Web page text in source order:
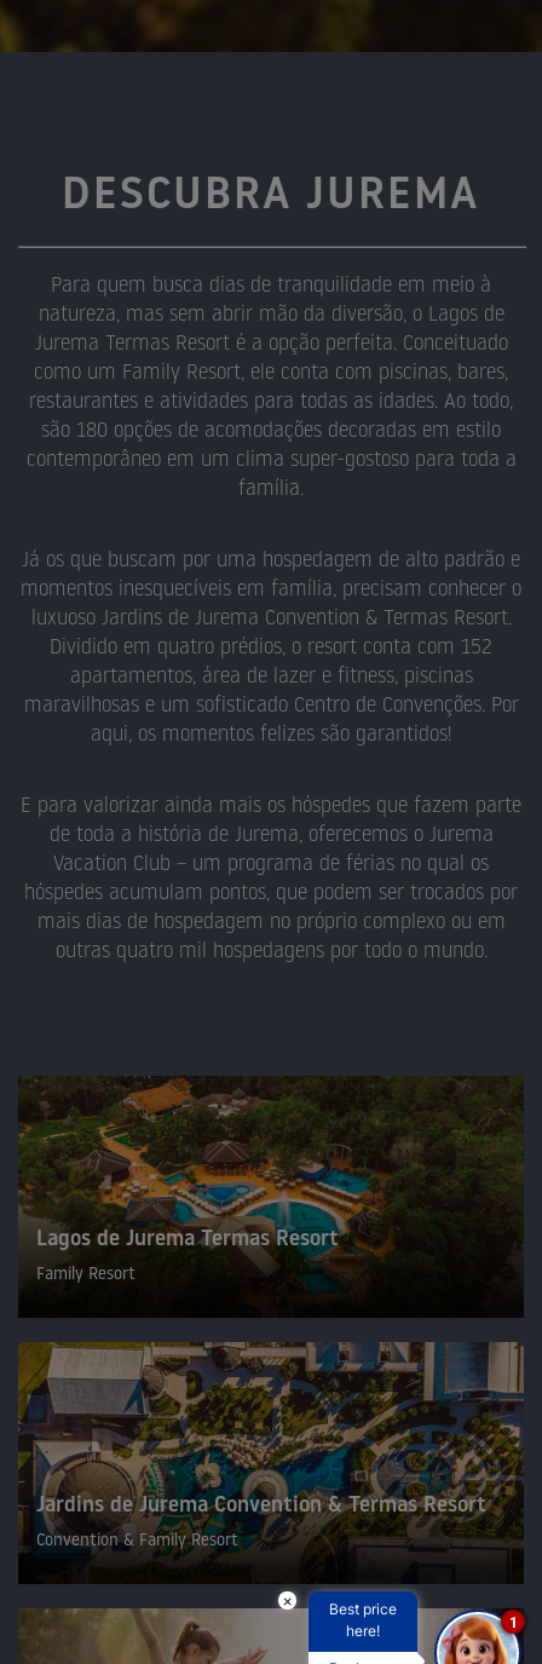
DESCUBRA JUREMA
Para quem busca dias de tranquilidade em meio à
natureza, mas sem abrir mão da diversão, o Lagos de
Jurema Termas Resort é a opção perfeita. Conceituado
como um Family Resort, ele conta com piscinas, bares,
restaurantes e atividades para todas as idades. Ao todo,
são 180 opções de acomodações decoradas em estilo
contemporâneo em um clima super-gostoso para toda a
família.
Já os que buscam por uma hospedagem de alto padrão e
momentos inesquecíveis em família, precisam conhecer o
luxuoso Jardins de Jurema Convention & Termas Resort.
Dividido em quatro prédios, o resort conta com 152
apartamentos, área de lazer e fitness, piscinas
maravilhosas e um sofisticado Centro de Convenções. Por
aqui, os momentos felizes são garantidos!
E para valorizar ainda mais os hóspedes que fazem parte
de toda a história de Jurema, oferecemos o Jurema
Vacation Club – um programa de férias no qual os
hóspedes acumulam pontos, que podem ser trocados por
mais dias de hospedagem no próprio complexo ou em
outras quatro mil hospedagens por todo o mundo.
Lagos de Jurema Termas Resort
Family Resort
Jardins de Jurema Convention & Termas Resort
Convention & Family Resort
×
Best price
here!
1